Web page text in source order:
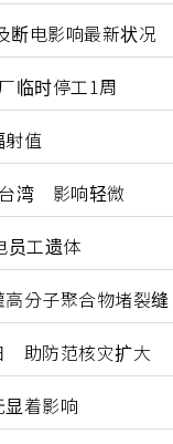
断电影响最新状况
临时停工1周
值
湾 影响轻微
员工遗体
分子聚合物堵裂缝
助防范核灾扩大
着影响